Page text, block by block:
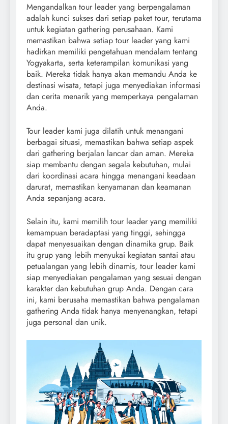
Mengandalkan tour leader yang berpengalaman
adalah kunci sukses dari setiap paket tour, terutama
untuk kegiatan gathering perusahaan. Kami
memastikan bahwa setiap tour leader yang kami
hadirkan memiliki pengetahuan mendalam tentang
Yogyakarta, serta keterampilan komunikasi yang
baik. Mereka tidak hanya akan memandu Anda ke
destinasi wisata, tetapi juga menyediakan informasi
dan cerita menarik yang memperkaya pengalaman
Anda.
Tour leader kami juga dilatih untuk menangani
berbagai situasi, memastikan bahwa setiap aspek
dari gathering berjalan lancar dan aman. Mereka
siap membantu dengan segala kebutuhan, mulai
dari koordinasi acara hingga menangani keadaan
darurat, memastikan kenyamanan dan keamanan
Anda sepanjang acara.
Selain itu, kami memilih tour leader yang memiliki
kemampuan beradaptasi yang tinggi, sehingga
dapat menyesuaikan dengan dinamika grup. Baik
itu grup yang lebih menyukai kegiatan santai atau
petualangan yang lebih dinamis, tour leader kami
siap menyediakan pengalaman yang sesuai dengan
karakter dan kebutuhan grup Anda. Dengan cara
ini, kami berusaha memastikan bahwa pengalaman
gathering Anda tidak hanya menyenangkan, tetapi
juga personal dan unik.